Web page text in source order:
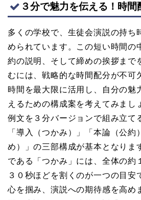
３分で魅力を伝える！時間
多くの学校で、生徒会演説の持ち
められています。この短い時間の
約の説明、そして締めの挨拶まで
むには、戦略的な時間配分が不可
時間を最大限に活用し、自分の魅
えるための構成案を考えてみまし
例文を３分バージョンで組み立て
「導入（つかみ）」「本論（公約
め）」の三部構成が基本となりま
である「つかみ」には、全体の約
３０秒ほどを割くのが一つの目安
心を掴み、演説への期待感を高め